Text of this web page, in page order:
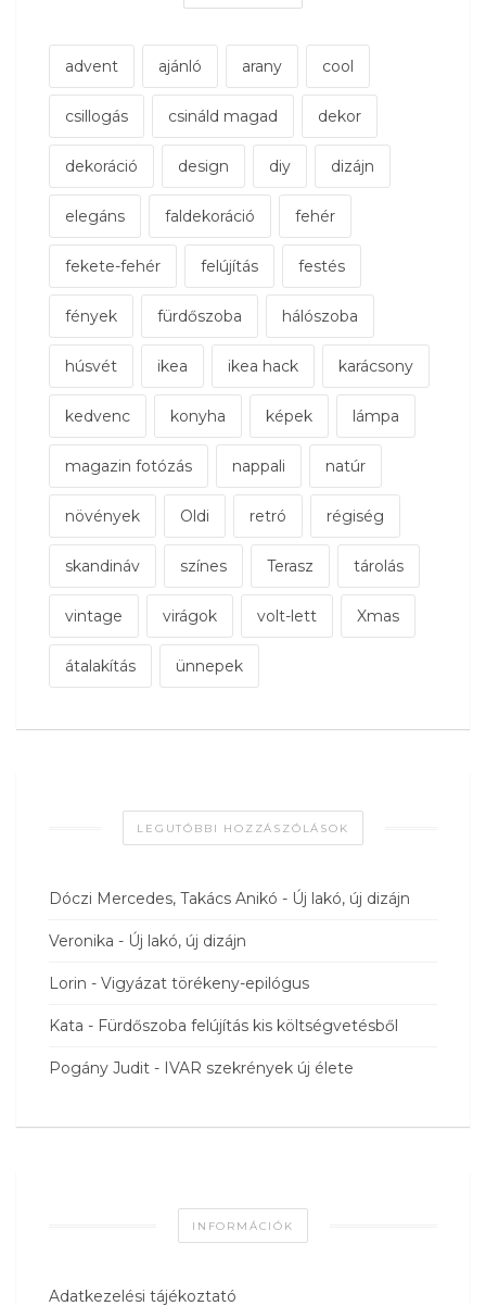
advent ajánló arany cool
csillogás csináld magad dekor
dekoráció design diy dizájn
elegáns faldekoráció fehér
fekete-fehér felújítás festés
fények fürdőszoba hálószoba
húsvét ikea ikea hack karácsony
kedvenc konyha képek lámpa
magazin fotózás nappali natúr
növények Oldi retró régiség
skandináv színes Terasz tárolás
vintage virágok volt-lett Xmas
átalakítás ünnepek
LEGUTÓBBI HOZZÁSZÓLÁSOK
Dóczi Mercedes, Takács Anikó - Új lakó, új dizájn
Veronika - Új lakó, új dizájn
Lorin - Vigyázat törékeny-epilógus
Kata - Fürdőszoba felújítás kis költségvetésből
Pogány Judit - IVAR szekrények új élete
INFORMÁCIÓK
Adatkezelési tájékoztató